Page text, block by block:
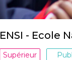
ENSI - Ecole
Supérieur